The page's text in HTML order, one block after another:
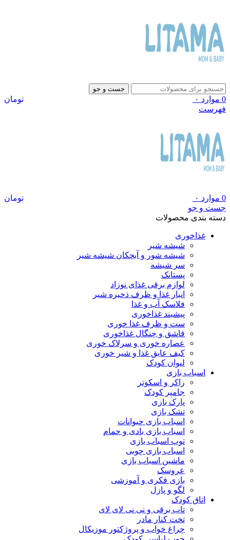
جست و جو
0 موارد ۰
تومان
فهرست
0 موارد ۰
تومان
جست و جو
دسته بندی محصولات
غذاخوری
شیشه شیر
شیشه ‌شور و آبچکان شیشه‌ شیر
سر شیشه
پستانک
لوازم برقی غذای نوزاد
انبار غذا و ظرف ذخیره شیر
فلاسک آب و غذا
پیشبند غذاخوری
ست و ظرف غذا خوری
قاشق و چنگال غذاخوری
عصاره خوری و سرلاک خوری
کیف عایق غذا و شیر خوری
لیوان کودک
اسباب بازی
راکر و اسکوتر
جامپر کودک
پارک بازی
تشک بازی
اسباب بازی حیوانات
اسباب بازی بادی و حمام
توپ اسباب بازی
اسباب بازی چوبی
ماشین اسباب بازی
عروسک
بازی فکری و آموزشی
لگو و پازل
اتاق کودک
تاب برقی و نی نی لای لای
تخت کنار مادر
چراغ خواب و پروژکتور موزیکال